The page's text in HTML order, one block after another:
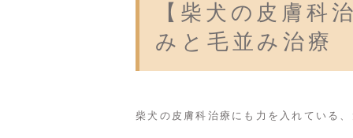
【柴犬の皮膚科
みと毛並み治療
柴犬の皮膚科治療にも力を入れている